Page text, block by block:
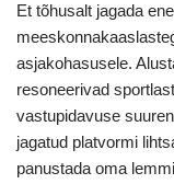
Et tõhusalt jagada
asjakohasusele.
resoneerivad
vastupidavuse
jagatud platvormi
panustada oma